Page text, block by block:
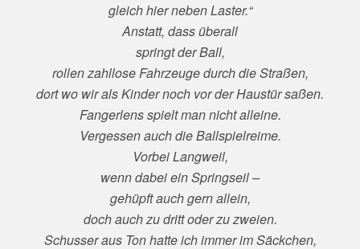
gleich hier neben Laster.“
Anstatt, dass überall
springt der Ball,
rollen zahllose Fahrzeuge durch die Straßen,
dort wo wir als Kinder noch vor der Haustür saßen.
Fangerlens spielt man nicht alleine.
Vergessen auch die Ballspielreime.
Vorbei Langweil,
wenn dabei ein Springseil –
gehüpft auch gern allein,
doch auch zu dritt oder zu zweien.
Schusser aus Ton hatte ich immer im Säckchen,